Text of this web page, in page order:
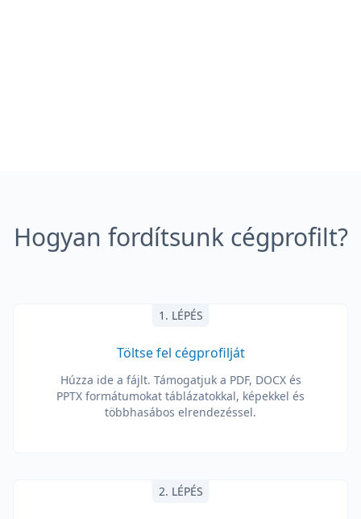
Hogyan fordítsunk cégprofilt?
1. LÉPÉS
Töltse fel cégprofilját
Húzza ide a fájlt. Támogatjuk a PDF, DOCX és
PPTX formátumokat táblázatokkal, képekkel és
többhasábos elrendezéssel.
2. LÉPÉS